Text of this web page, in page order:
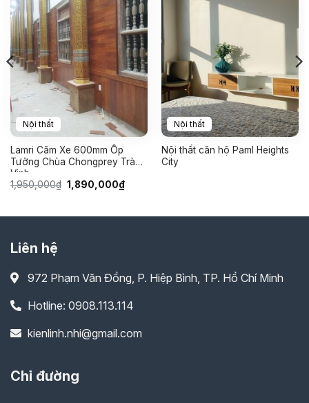
Nội thất
Lamri Căm Xe 600mm Ốp
Tường Chùa Chongprey Trà
Vinh
1,950,000₫ Giá
gốc
1,890,000₫Giá
hiện
1,890,000₫.
Nội thất
Nội thất căn hộ Paml Heights
City
Liên hệ
972 Phạm Văn Đồng, P. Hiệp Bình, TP. Hồ Chí Minh
Hotline: 0908.113.114
kienlinh.nhi@gmail.com
Chỉ đường